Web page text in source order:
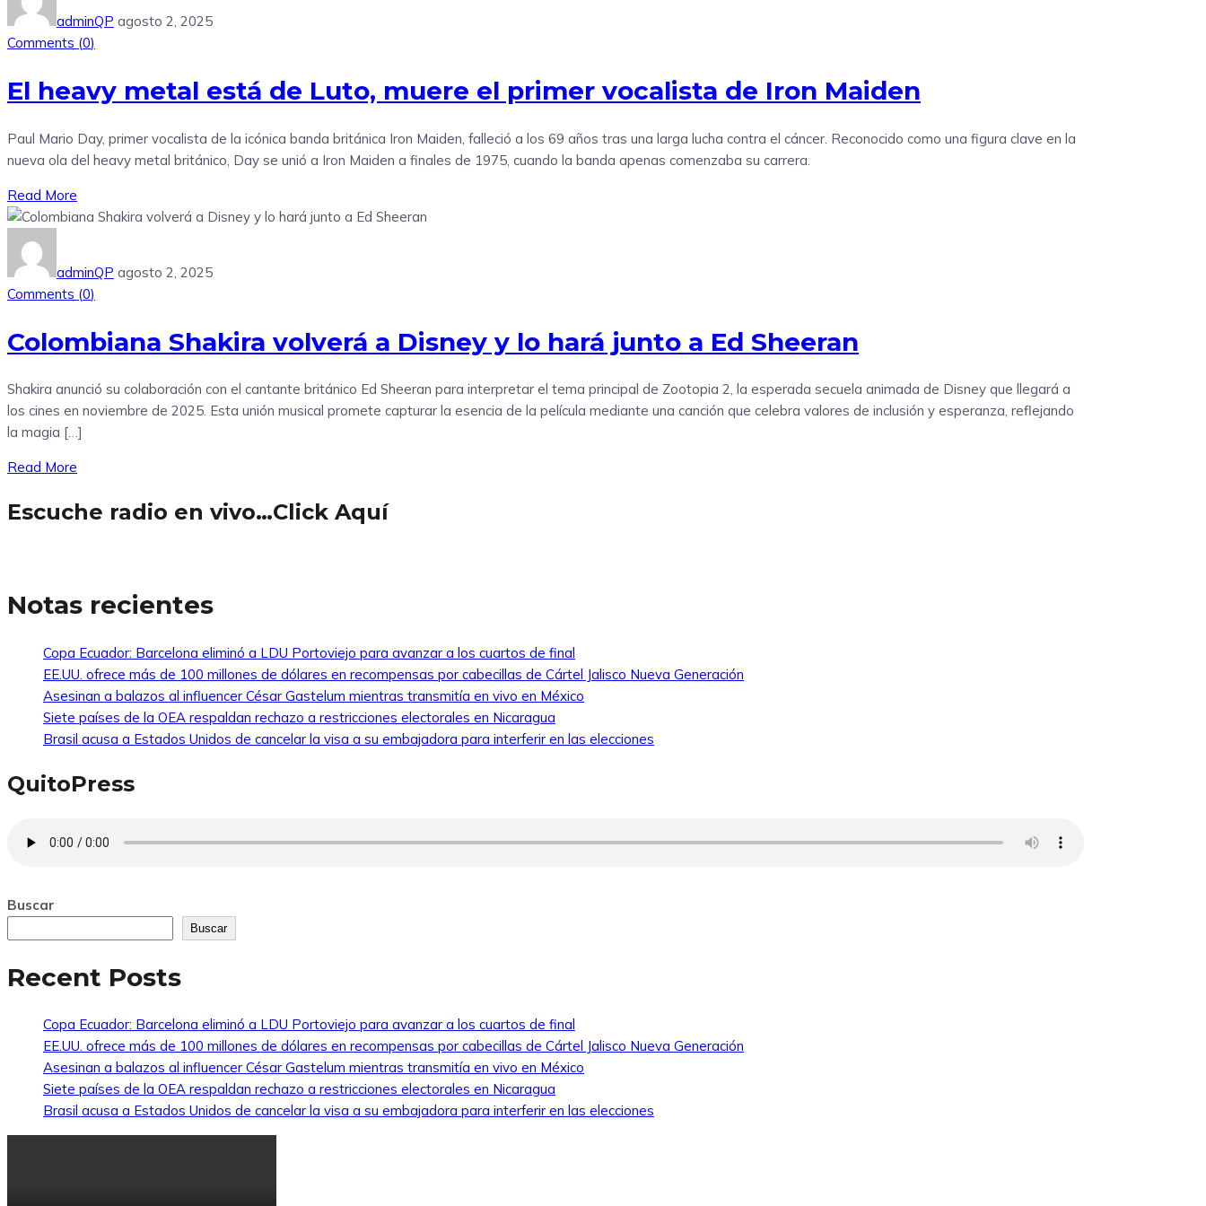
adminQP agosto 2, 2025
Comments (0)
El heavy metal está de Luto, muere el primer vocalista de Iron Maiden
Paul Mario Day, primer vocalista de la icónica banda británica Iron Maiden, falleció a los 69 años tras una larga lucha contra el cáncer. Reconocido como una figura clave en la
nueva ola del heavy metal británico, Day se unió a Iron Maiden a finales de 1975, cuando la banda apenas comenzaba su carrera.
Read More
adminQP agosto 2, 2025
Comments (0)
Colombiana Shakira volverá a Disney y lo hará junto a Ed Sheeran
Shakira anunció su colaboración con el cantante británico Ed Sheeran para interpretar el tema principal de Zootopia 2, la esperada secuela animada de Disney que llegará a
los cines en noviembre de 2025. Esta unión musical promete capturar la esencia de la película mediante una canción que celebra valores de inclusión y esperanza, reflejando
la magia […]
Read More
Escuche radio en vivo…Click Aquí
Notas recientes
Copa Ecuador: Barcelona eliminó a LDU Portoviejo para avanzar a los cuartos de final
EE.UU. ofrece más de 100 millones de dólares en recompensas por cabecillas de Cártel Jalisco Nueva Generación
Asesinan a balazos al influencer César Gastelum mientras transmitía en vivo en México
Siete países de la OEA respaldan rechazo a restricciones electorales en Nicaragua
Brasil acusa a Estados Unidos de cancelar la visa a su embajadora para interferir en las elecciones
QuitoPress
Buscar
Buscar
Recent Posts
Copa Ecuador: Barcelona eliminó a LDU Portoviejo para avanzar a los cuartos de final
EE.UU. ofrece más de 100 millones de dólares en recompensas por cabecillas de Cártel Jalisco Nueva Generación
Asesinan a balazos al influencer César Gastelum mientras transmitía en vivo en México
Siete países de la OEA respaldan rechazo a restricciones electorales en Nicaragua
Brasil acusa a Estados Unidos de cancelar la visa a su embajadora para interferir en las elecciones